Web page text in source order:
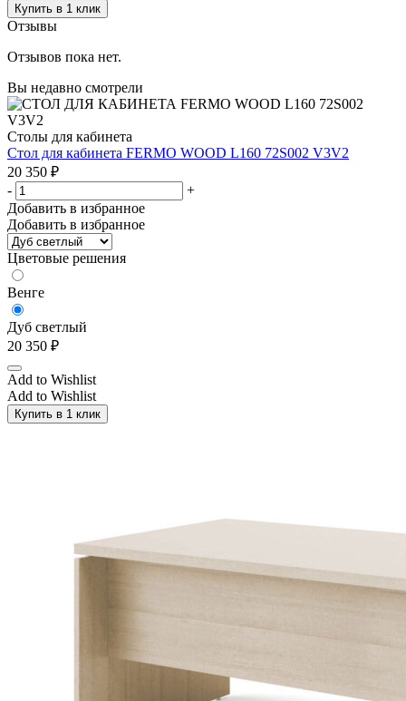
Купить в 1 клик
Отзывы
Отзывов пока нет.
Вы недавно смотрели
Столы для кабинета
Стол для кабинета FERMO WOOD L160 72S002 V3V2
20 350 ₽
-
+
Добавить в избранное
Добавить в избранное
Цветовые решения
Венге
Дуб светлый
20 350 ₽
Add to Wishlist
Add to Wishlist
Купить в 1 клик